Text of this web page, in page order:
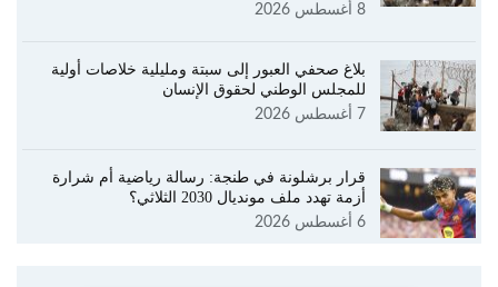
8 أغسطس 2026
بلاغ صحفي العبور إلى سبتة ومليلية خلاصات أولية
للمجلس الوطني لحقوق الإنسان
7 أغسطس 2026
قرار برشلونة في طنجة: رسالة رياضية أم شرارة
أزمة تهدد ملف مونديال 2030 الثلاثي؟
6 أغسطس 2026